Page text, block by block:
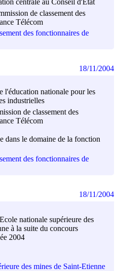
centrale au Conseil d'Etat
de classement des
Télécom
des fonctionnaires de
l'éducation nationale pour les
industrielles
de classement des
Télécom
dans le domaine de la fonction
des fonctionnaires de
18/11/2004
nationale supérieure des
à la suite du concours
2004
des mines de Saint-Etienne
18/11/2004